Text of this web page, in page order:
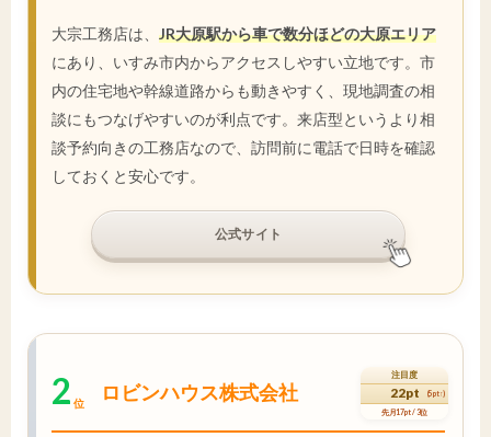
大宗工務店は、 JR大原駅から車で数分ほどの大原エリア
にあり、いすみ市内からアクセスしやすい立地です。市
内の住宅地や幹線道路からも動きやすく、現地調査の相
談にもつなげやすいのが利点です。来店型というより相
談予約向きの工務店なので、訪問前に電話で日時を確認
しておくと安心です。
公式サイト
2 位 ロビンハウス株式会社
注目度
22pt (5pt↑)
先月17pt / 3位